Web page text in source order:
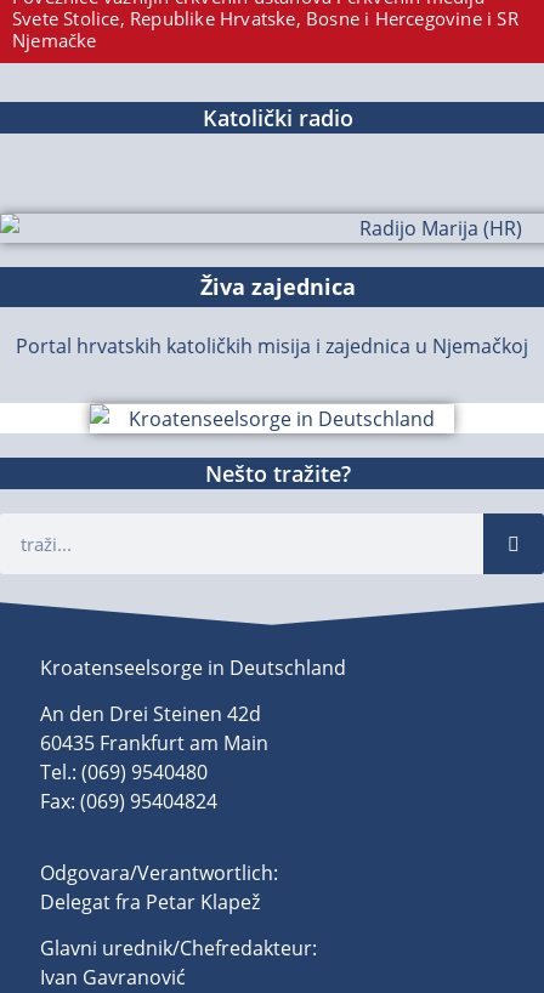
Svete Stolice, Republike Hrvatske, Bosne i Hercegovine i SR
Njemačke
Katolički radio
Živa zajednica
Portal hrvatskih katoličkih misija i zajednica u Njemačkoj
Nešto tražite?
Kroatenseelsorge in Deutschland
An den Drei Steinen 42d
60435 Frankfurt am Main
Tel.: (069) 9540480
Fax: (069) 95404824
Odgovara/Verantwortlich:
Delegat fra Petar Klapež
Glavni urednik/Chefredakteur:
Ivan Gavranović